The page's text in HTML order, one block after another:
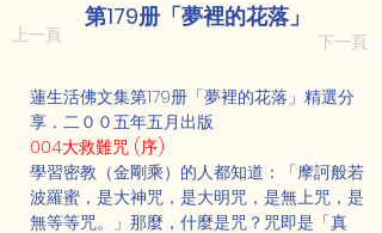
第179册「夢裡的花落」
上一頁 下一頁
蓮生活佛文集第179册「夢裡的花落」精選分
享．二００五年五月出版
004大救難咒 (序)
學習密教（金剛乘）的人都知道：「摩訶般若
波羅蜜，是大神咒，是大明咒，是無上咒，是
無等等咒。」那麼，什麼是咒？咒即是「真